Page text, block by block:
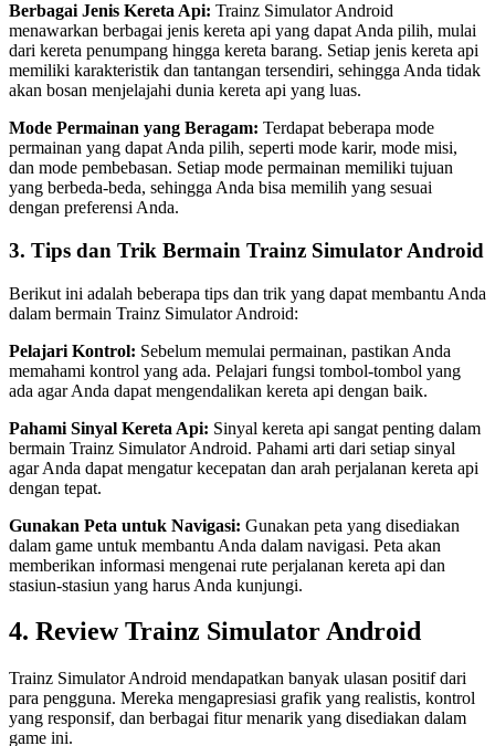
Berbagai Jenis Kereta Api: Trainz Simulator Android
menawarkan berbagai jenis kereta api yang dapat Anda pilih, mulai
dari kereta penumpang hingga kereta barang. Setiap jenis kereta api
memiliki karakteristik dan tantangan tersendiri, sehingga Anda tidak
akan bosan menjelajahi dunia kereta api yang luas.
Mode Permainan yang Beragam: Terdapat beberapa mode
permainan yang dapat Anda pilih, seperti mode karir, mode misi,
dan mode pembebasan. Setiap mode permainan memiliki tujuan
yang berbeda-beda, sehingga Anda bisa memilih yang sesuai
dengan preferensi Anda.
3. Tips dan Trik Bermain Trainz Simulator Android
Berikut ini adalah beberapa tips dan trik yang dapat membantu Anda
dalam bermain Trainz Simulator Android:
Pelajari Kontrol: Sebelum memulai permainan, pastikan Anda
memahami kontrol yang ada. Pelajari fungsi tombol-tombol yang
ada agar Anda dapat mengendalikan kereta api dengan baik.
Pahami Sinyal Kereta Api: Sinyal kereta api sangat penting dalam
bermain Trainz Simulator Android. Pahami arti dari setiap sinyal
agar Anda dapat mengatur kecepatan dan arah perjalanan kereta api
dengan tepat.
Gunakan Peta untuk Navigasi: Gunakan peta yang disediakan
dalam game untuk membantu Anda dalam navigasi. Peta akan
memberikan informasi mengenai rute perjalanan kereta api dan
stasiun-stasiun yang harus Anda kunjungi.
4. Review Trainz Simulator Android
Trainz Simulator Android mendapatkan banyak ulasan positif dari
para pengguna. Mereka mengapresiasi grafik yang realistis, kontrol
yang responsif, dan berbagai fitur menarik yang disediakan dalam
game ini.